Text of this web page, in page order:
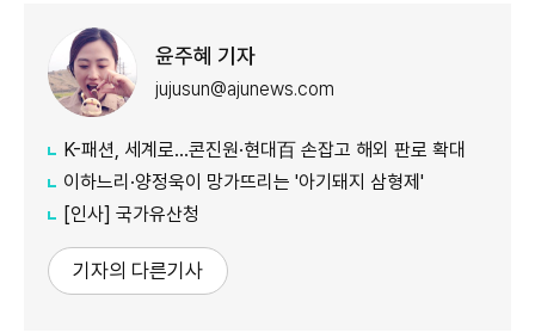
윤주혜 기자
jujusun@ajunews.com
K-패션, 세계로…콘진원·현대百 손잡고 해외 판로 확대
이하느리·양정욱이 망가뜨리는 '아기돼지 삼형제'
[인사] 국가유산청
기자의 다른기사